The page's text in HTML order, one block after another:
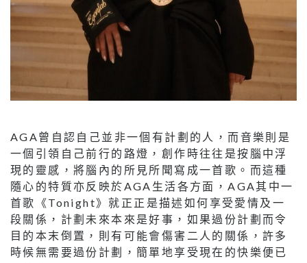
AGA曾自認自己並非一個有計劃的人，而音樂則是
一個引領自己前行的路燈，創作時往往是按腦中浮
現的靈感，將腦內的所見所聞寫成一首歌。而這種
隨心的特質亦反映於AGA生活各方面，AGA其中一
首歌《Tonight》就正正是描述如何享受愛情及一
段關係，計劃未來本來是好事，如果過份計劃而令
目的本末倒置，則有可能會傷害二人的關係，許多
時候無需要過份計劃，簡單地享受現在的快樂便已